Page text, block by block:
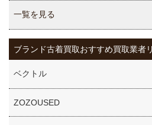
一覧を見る
ブランド古着買取おすすめ買取業者
ベクトル
ZOZOUSED